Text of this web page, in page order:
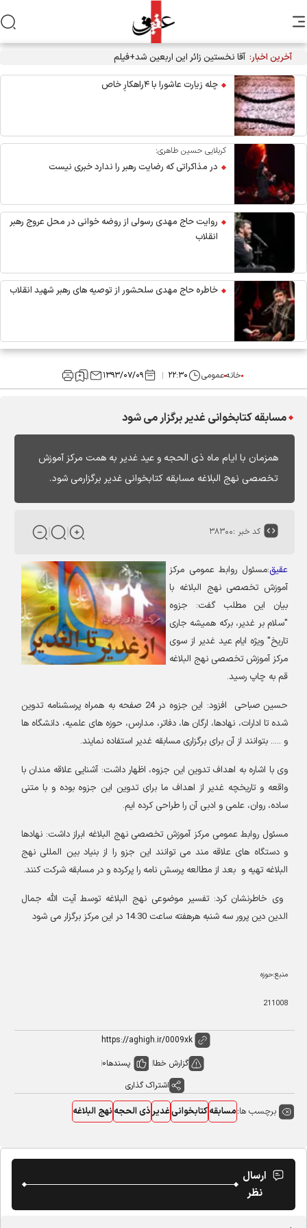
آخرین اخبار: آقا نخستین زائر این اربعین شد+فیلم
چله زیارت عاشورا با ۴راهکارِ خاص
کربلایی حسین طاهری:
در مذاکراتی که رضایت رهبر را ندارد خبری نیست
روایت حاج مهدی رسولی از روضه خوانی در محل عروج رهبر
انقلاب
خاطره حاج مهدی سلحشور از توصیه های رهبر شهید انقلاب
خانهعمومی ۲۲:۳۰ ۱۳۹۳/۰۷/۰۹
مسابقه کتابخوانی غدیر برگزار می شود
همزمان با ایام ماه ذی الحجه و عید غدیر به همت مرکز آموزش
تخصصی نهج البلاغه مسابقه کتابخوانی غدیر برگزارمی شود.
کد خبر :۳۸۳۰۰
عقیق:مسئول روابط عمومی مرکز
آموزش تخصصی نهج البلاغه با
بیان این مطلب گفت: جزوه
"سلام بر غدیر، برکه همیشه جاری
تاریخ" ویژه ایام عید غدیر از سوی
مرکز آموزش تخصصی نهج البلاغه
قم به چاپ رسید.
حسین صباحی
افزود: این جزوه در 24 صفحه به همراه پرسشنامه تدوین
شده تا ادارات، نهادها، ارگان ها، دفاتر، مدارس، حوزه های علمیه، دانشگاه ها
و ..... بتوانند از آن برای برگزاری مسابقه غدیر استفاده نمایند.
وی با اشاره به اهداف تدوین این جزوه، اظهار داشت: آشنایی علاقه مندان با
واقعه و تاریخچه غدیر از اهداف ما برای تدوین این جزوه بوده و با متنی
ساده، روان، علمی و ادبی آن را طراحی کرده ایم.
مسئول روابط عمومی مرکز آموزش تخصصی نهج البلاغه ابراز داشت: نهادها
و دستگاه های علاقه مند می توانند این جزو را از بنیاد بین المللی نهج
البلاغه تهیه و بعد از مطالعه پرسش نامه را پرکرده و در مسابقه شرکت کنند.
وی خاطرنشان کرد: تفسیر موضوعی نهج البلاغه توسط آیت الله جمال
الدین دین پرور سه شنبه هرهفته ساعت 14:30 در این مرکز برگزار می شود
منبع:حوزه
211008
گزارش خطا پسندها0
اشتراک گذاری
برچسب ها:مسابقهکتابخوانیغدیرذی الحجهنهج البلاغه
ارسال
نظر